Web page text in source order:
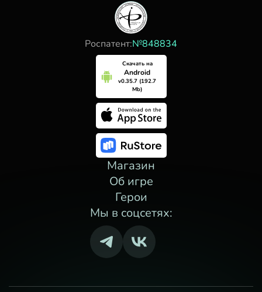
Роспатент:№848834
Скачать на
Android
v0.35.7 (192.7
Mb)
Магазин
Об игре
Герои
Мы в соцсетях: